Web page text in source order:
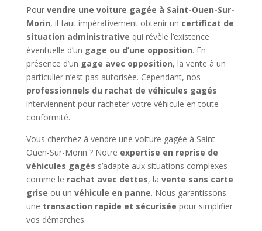
Pour vendre une voiture gagée à Saint-Ouen-Sur-
Morin, il faut impérativement obtenir un certificat de
situation administrative qui révèle l’existence
éventuelle d’un gage ou d’une opposition. En
présence d’un gage avec opposition, la vente à un
particulier n’est pas autorisée. Cependant, nos
professionnels du rachat de véhicules gagés
interviennent pour racheter votre véhicule en toute
conformité.
Vous cherchez à vendre une voiture gagée à Saint-
Ouen-Sur-Morin ? Notre expertise en reprise de
véhicules gagés s’adapte aux situations complexes
comme le rachat avec dettes, la vente sans carte
grise ou un véhicule en panne. Nous garantissons
une transaction rapide et sécurisée pour simplifier
vos démarches.